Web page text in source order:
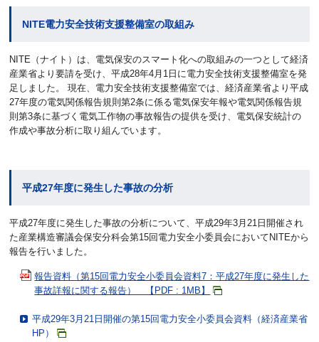
NITE電力安全技術支援整備室の取組み
NITE（ナイト）は、電気保安のスマート化への取組みの一つとして経済
産業省より要請を受け、平成28年4月1日に電力安全技術支援整備室を発
足しました。 現在、電力安全技術支援整備室では、経済産業省より平成
27年度の電気関係報告規則第2条に係る電気保安年報や電気関係報告規
則第3条に基づく電気工作物の事故報告の提供を受け、電気保安統計の
作成や事故分析に取り組んでいます。
平成27年度に発生した事故の分析
平成27年度に発生した事故の分析について、平成29年3月21日開催され
た産業構造審議会保安分科会第15回電力安全小委員会においてNITEから
報告を行いました。
報告資料（第15回電力安全小委員会資料7：平成27年度に発生した
事故詳報に関する報告） 【PDF : 1MB】
平成29年3月21日開催の第15回電力安全小委員会資料（経済産業省
HP）